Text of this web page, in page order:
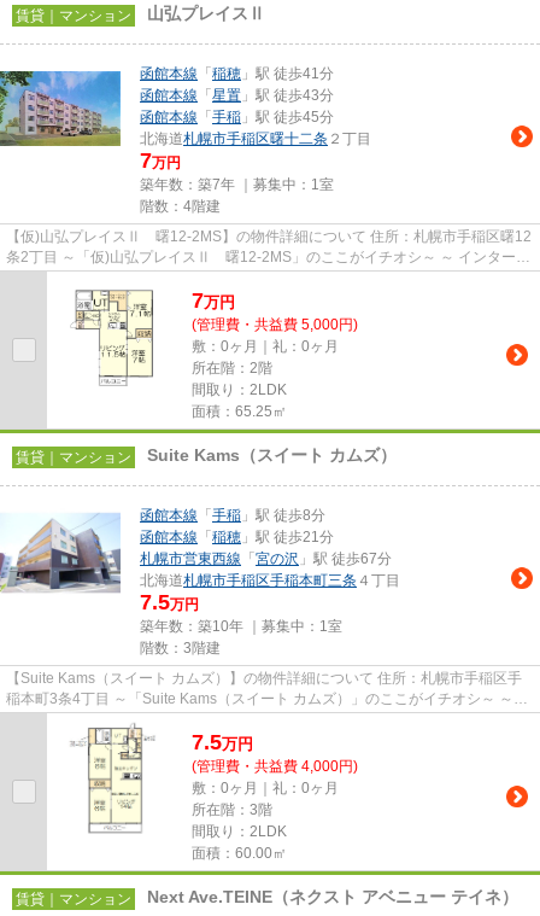
賃貸｜マンション 山弘プレイスⅡ
函館本線 「 稲穂 」駅 徒歩41分
函館本線 「 星置 」駅 徒歩43分
函館本線 「 手稲 」駅 徒歩45分
北海道札幌市手稲区曙十二条 ２丁目
7万円
築年数：築7年 ｜募集中： 1室
階数：4階建
【仮)山弘プレイスⅡ 曙12-2MS】の物件詳細について 住所：札幌市手稲区曙12
条2丁目 ～「仮)山弘プレイスⅡ 曙12-2MS」のここがイチオシ～ ～ インターネ
7万円
(管理費・共益費 5,000円)
敷：0ヶ月｜礼：0ヶ月
所在階：2階
間取り：2LDK
面積：65.25㎡
賃貸｜マンション Suite Kams（スイート カムズ）
函館本線 「 手稲 」駅 徒歩8分
函館本線 「 稲穂 」駅 徒歩21分
札幌市営東西線 「 宮の沢 」駅 徒歩67分
北海道札幌市手稲区手稲本町三条 ４丁目
7.5万円
築年数：築10年 ｜募集中： 1室
階数：3階建
【Suite Kams（スイート カムズ）】の物件詳細について 住所：札幌市手稲区手
稲本町3条4丁目 ～「Suite Kams（スイート カムズ）」のここがイチオシ～ ～
JR手稲駅南口から徒歩8分...
7.5万円
(管理費・共益費 4,000円)
敷：0ヶ月｜礼：0ヶ月
所在階：3階
間取り：2LDK
面積：60.00㎡
賃貸｜マンション Next Ave.TEINE（ネクスト アベニュー テイネ）